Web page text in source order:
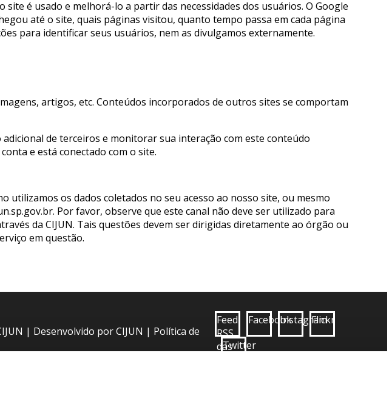
é usado e melhorá-lo a partir das necessidades dos usuários. O Google
até o site, quais páginas visitou, quanto tempo passa em cada página
para identificar seus usuários, nem as divulgamos externamente.
artigos, etc. Conteúdos incorporados de outros sites se comportam
de terceiros e monitorar sua interação com este conteúdo
e está conectado com o site.
utilizamos os dados coletados no seu acesso ao nosso site, ou mesmo
Por favor, observe que este canal não deve ser utilizado para
da CIJUN. Tais questões devem ser dirigidas diretamente ao órgão ou
em questão.
Feed
RSS
das
FacebookInstagram
Flickr
Twitter
| Desenvolvido porCIJUN | Política de